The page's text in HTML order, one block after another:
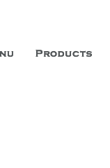
、 内面
ープン。お客様のもつ
を提供する総合エステ